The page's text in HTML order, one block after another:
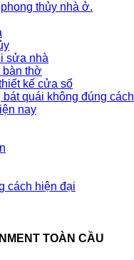
thủy nhà ở.
sửa nhà
bàn thờ
kế cửa sổ
quái không đúng cách
nay
cách hiện đại
TOÀN CẦU